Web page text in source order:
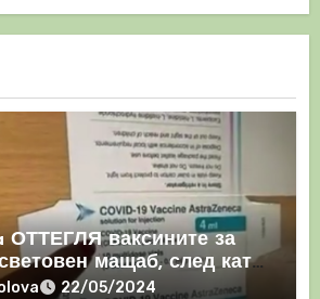
ОТТЕГЛЯ ваксините за
мащаб, след като
причиняват КРЪВНИ
22/05/2024